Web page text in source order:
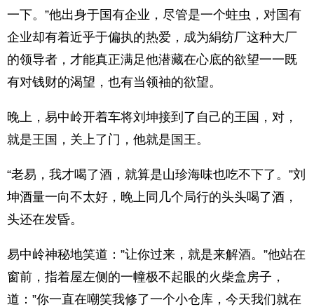
一下。”他出身于国有企业，尽管是一个蛀虫，对国有
企业却有着近乎于偏执的热爱，成为絹纺厂这种大厂
的领导者，才能真正满足他潜藏在心底的欲望一一既
有对钱财的渴望，也有当领袖的欲望。
晚上，易中岭开着车将刘坤接到了自己的王国，对，
就是王国，关上了门，他就是国王。
“老易，我才喝了酒，就算是山珍海味也吃不下了。”刘
坤酒量一向不太好，晚上同几个局行的头头喝了酒，
头还在发昏。
易中岭神秘地笑道：”让你过来，就是来解酒。”他站在
窗前，指着屋左侧的一幢极不起眼的火柴盒房子，
道：”你一直在嘲笑我修了一个小仓库，今天我们就在